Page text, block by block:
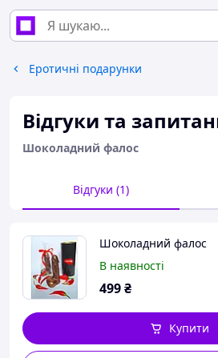
Еротичні подарунки
Відгуки та
Шоколадний фалос
Відгуки (1)
Шоколадний фалос
В наявності
499₴
Купити